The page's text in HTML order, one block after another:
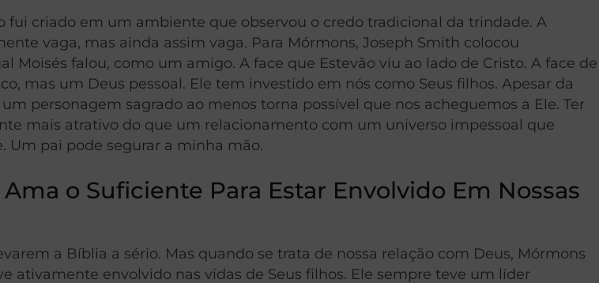
criado em um ambiente que observou o credo tradicional da trindade. A
vaga, mas ainda assim vaga. Para Mórmons, Joseph Smith colocou
falou, como um amigo. A face que Estevão viu ao lado de Cristo. A face de
mas um Deus pessoal. Ele tem investido em nós como Seus filhos. Apesar da
personagem sagrado ao menos torna possível que nos acheguemos a Ele. Ter
mais atrativo do que um relacionamento com um universo impessoal que
Um pai pode segurar a minha mão.
o Suficiente Para Estar Envolvido Em Nossas
a Bíblia a sério. Mas quando se trata de nossa relação com Deus, Mórmons
ativamente envolvido nas vidas de Seus filhos. Ele sempre teve um líder